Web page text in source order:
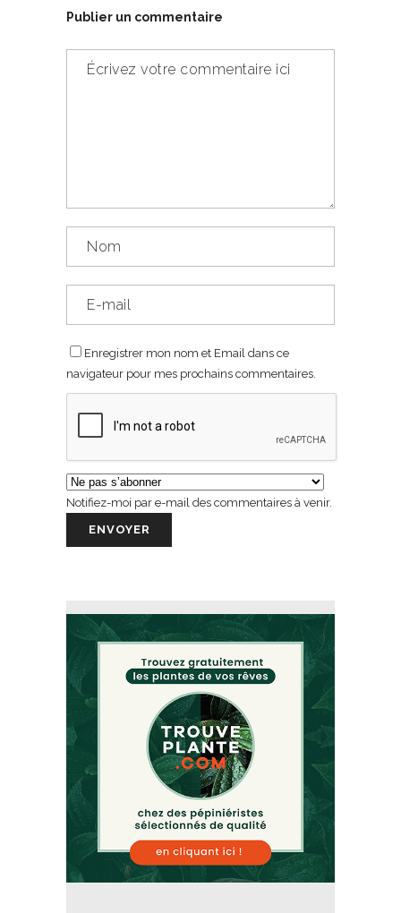
Publier un commentaire
Enregistrer mon nom et Email dans ce
navigateur pour mes prochains commentaires.
Notifiez-moi par e-mail des commentaires à venir.